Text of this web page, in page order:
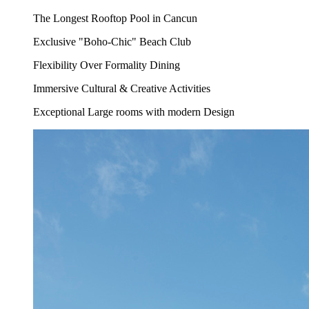
The Longest Rooftop Pool in Cancun
Exclusive "Boho-Chic" Beach Club
Flexibility Over Formality Dining
Immersive Cultural & Creative Activities
Exceptional Large rooms with modern Design